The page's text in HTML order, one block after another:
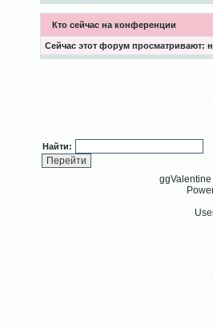
Кто сейчас на конференции
Сейчас этот форум просматривают:
Найти: